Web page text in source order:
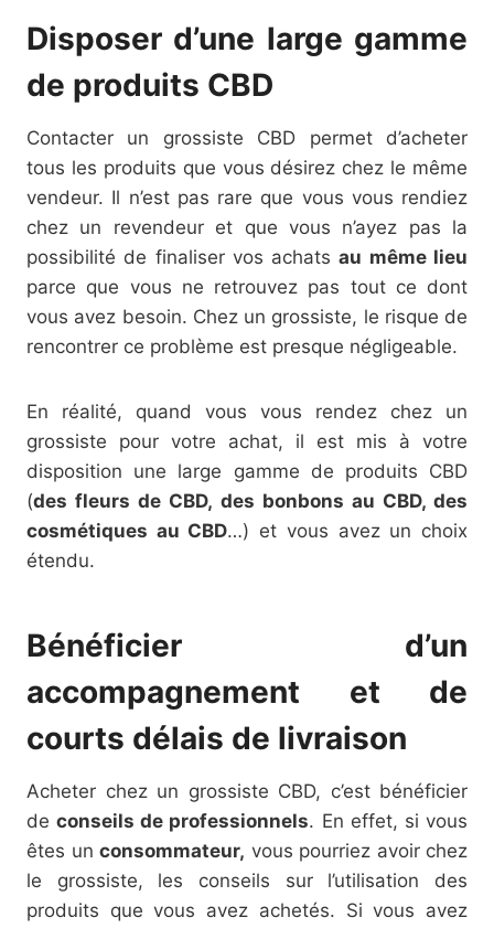
Disposer d’une large gamme
de produits CBD
Contacter un grossiste CBD permet d’acheter
tous les produits que vous désirez chez le même
vendeur. Il n’est pas rare que vous vous rendiez
chez un revendeur et que vous n’ayez pas la
possibilité de finaliser vos achatsau même lieu
parce que vous ne retrouvez pas tout ce dont
vous avez besoin. Chez un grossiste, le risque de
rencontrer ce problème est presque négligeable.
En réalité, quand vous vous rendez chez un
grossiste pour votre achat, il est mis à votre
disposition une large gamme de produits CBD
(des fleurs de CBD, des bonbons au CBD, des
cosmétiques au CBD…) et vous avez un choix
étendu.
Bénéficier d’un
accompagnement et de
courts délais de livraison
Acheter chez un grossiste CBD, c’est bénéficier
deconseils de professionnels. En effet, si vous
êtes un consommateur, vous pourriez avoir chez
le grossiste, les conseils sur l’utilisation des
produits que vous avez achetés. Si vous avez